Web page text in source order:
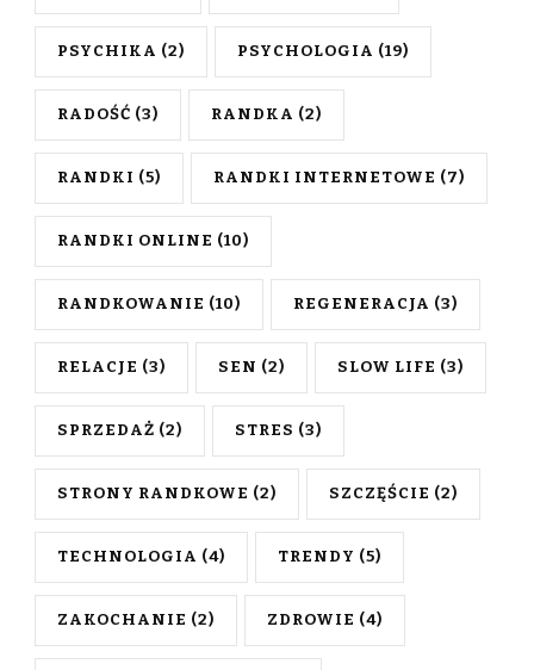
PSYCHIKA (2) PSYCHOLOGIA (19)
RADOŚĆ (3) RANDKA (2)
RANDKI (5) RANDKI INTERNETOWE (7)
RANDKI ONLINE (10)
RANDKOWANIE (10) REGENERACJA (3)
RELACJE (3) SEN (2) SLOW LIFE (3)
SPRZEDAŻ (2) STRES (3)
STRONY RANDKOWE (2) SZCZĘŚCIE (2)
TECHNOLOGIA (4) TRENDY (5)
ZAKOCHANIE (2) ZDROWIE (4)